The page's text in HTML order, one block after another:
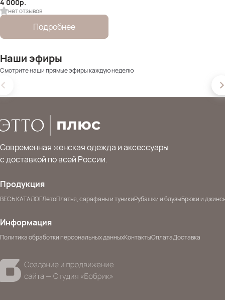
4 000р.
нет отзывов
Подробнее
Наши эфиры
Смотрите наши прямые эфиры каждую неделю
Современная женская одежда и аксессуары
с доставкой по всей России.
Продукция
ВЕСЬ КАТАЛОГЛетоПлатья, сарафаны и туникиРубашки и блузыБрюки и
Информация
Политика обработки персональных данныхКонтактыОплатаДоставка